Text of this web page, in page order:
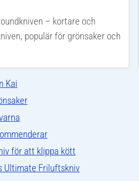
– kortare och
populär för grönsaker och
Kai
för att klippa kött
Ultimate Friluftskniv